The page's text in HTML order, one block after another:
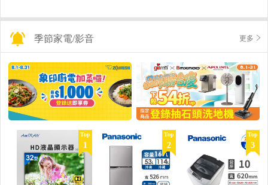
季節家電/影音 更多
Top
1
Top
2
Top
3